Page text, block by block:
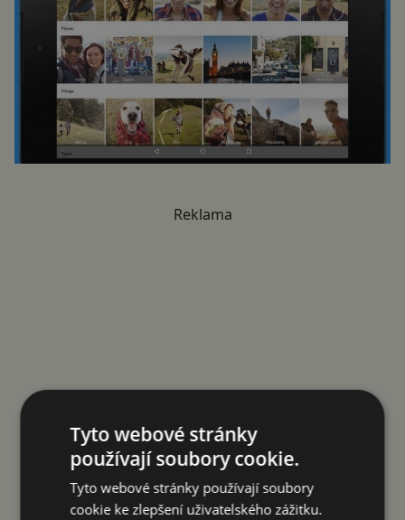
Reklama
Tyto webové stránky
používají soubory cookie.
Tyto webové stránky používají soubory
cookie ke zlepšení uživatelského zážitku.